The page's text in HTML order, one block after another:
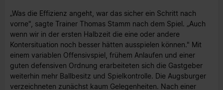
„Was die Effizienz angeht, war das sicher ein Schritt nach
vorne", sagte Trainer Thomas Stamm nach dem Spiel. „Auch
wenn wir in der ersten Halbzeit die eine oder andere
Kontersituation noch besser hätten ausspielen können." Mit
einem variablen Offensivspiel, frühem Anlaufen und einer
guten defensiven Ordnung erarbeiteten sich die Gastgeber
weiterhin mehr Ballbesitz und Spielkontrolle. Die Augsburger
verzeichneten zunächst kaum Gelegenheiten. Nach einer